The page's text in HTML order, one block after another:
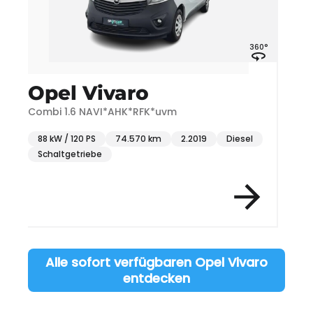
360°
Opel Vivaro
Combi 1.6 NAVI*AHK*RFK*uvm
88 kW / 120 PS 74.570 km 2.2019
Diesel
Schaltgetriebe
Alle sofort verfügbaren Opel Vivaro
entdecken